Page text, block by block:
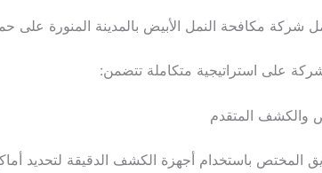
شركة مكافحة النمل الأبيض بالمدينة المنورة على
على استراتيجية متكاملة تتضمن:
المختص باستخدام أجهزة الكشف الدقيقة لتحديد